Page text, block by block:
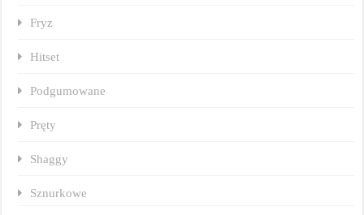
Fryz
Hitset
Podgumowane
Pręty
Shaggy
Sznurkowe